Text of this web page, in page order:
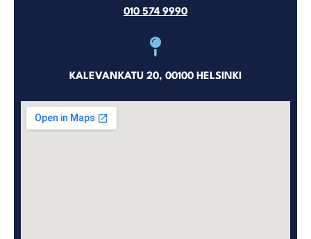
010 574 9990
KALEVANKATU 20, 00100 HELSINKI